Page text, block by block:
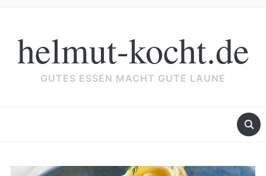
helmut-kocht.de
GUTES ESSEN MACHT GUTE LAUNE